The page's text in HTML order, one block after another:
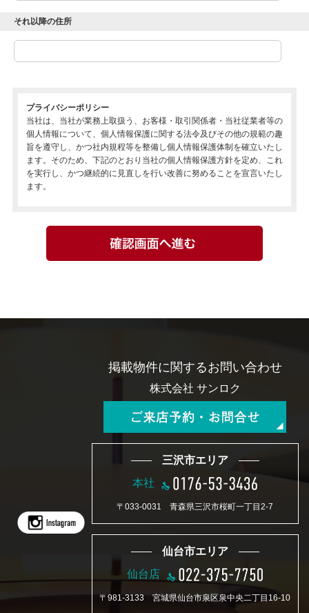
それ以降の住所
プライバシーポリシー
当社は、当社が業務上取扱う、お客様・取引関係者・当社従業者等の
個人情報について、個人情報保護に関する法令及びその他の規範の趣
旨を遵守し、かつ社内規程等を整備し個人情報保護体制を確立いたし
ます。そのため、下記のとおり当社の個人情報保護方針を定め、これ
を実行し、かつ継続的に見直しを行い改善に努めることを宣言いたし
ます。
1.当社は、個人情報保護規程等の社内規程を定め、これらを当社従業
者（役員、社員、契約社員、派遣社員、パートタイマー、アルバイト
等を含む）その他の関係者に周知徹底し実行いたします。
い、個人情報の主体である本人（以下、本人といいます）に対し、個
な限りにおいて行い、本人が事前に同意した場合を除き、個人情報の
5.当社は、本人から事前の同意を得た場合を除き、個人情報を第三者
に提供することを原則として禁止します。
6.当社は、業務を委託するために個人情報を業務委託先に提供する場
合や、個人情報を当社の関係会社との間で共同利用する場合等、業務
対してのみ個人情報を提供させていただくことがあります。これらの
場合、業務委託先等との間で必要な秘密保持契約 等を締結し、その
他法令上必要な措置を講じます。
7.当社は、保有個人データについて、本人から開示、訂正、利用停止
等の求めを受けた場合に速やかに対応する体制を整備します。
8.当社は、個人情報の取扱いに関する苦情について、適切かつ迅速な
掲載物件に関するお問い合わせ
株式会社 サンロク
三沢市エリア
本社
〒033-0031 青森県三沢市桜町一丁目2-7
仙台市エリア
仙台店
〒981-3133 宮城県仙台市泉区泉中央二丁目16-10